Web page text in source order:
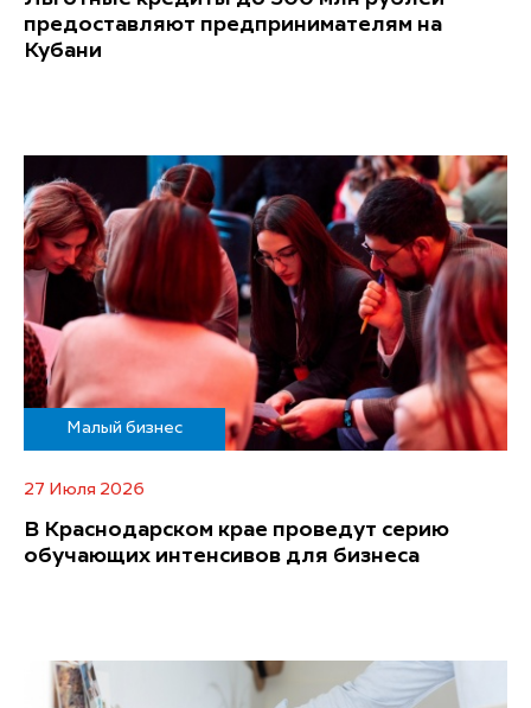
предоставляют предпринимателям на
Кубани
Малый бизнес
27 Июля 2026
В Краснодарском крае проведут серию
обучающих интенсивов для бизнеса